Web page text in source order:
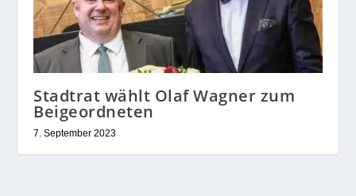
Stadtrat wählt Olaf Wagner zum
Beigeordneten
7. September 2023